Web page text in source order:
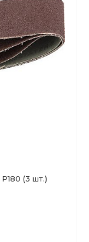
(3 шт.)